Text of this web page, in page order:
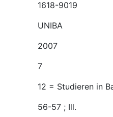
1618-9019
UNIBA
2007
7
12 = Studieren in
56-57 ; Ill.